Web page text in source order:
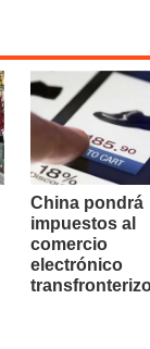
China pondrá
impuestos al
comercio
electrónico